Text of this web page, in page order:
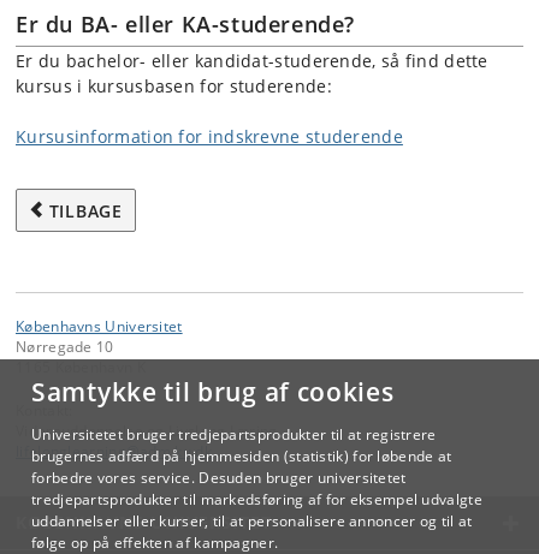
Samtykke til brug af cookies
Universitetet bruger tredjepartsprodukter til at registrere
brugernes adfærd på hjemmesiden (statistik) for løbende at
forbedre vores service. Desuden bruger universitetet
tredjepartsprodukter til markedsføring af for eksempel udvalgte
uddannelser eller kurser, til at personalisere annoncer og til at
følge op på effekten af kampagner.
Er du BA- eller KA-studerende?
Er du bachelor- eller kandidat-studerende, så find dette
kursus i kursusbasen for studerende:
Kursusinformation for indskrevne studerende
TILBAGE
Københavns Universitet
Nørregade 10
Videreuddannelse og Livslang Læring
lifelonglearning@adm.ku.dk
KØBENHAVNS UNIVERSITET